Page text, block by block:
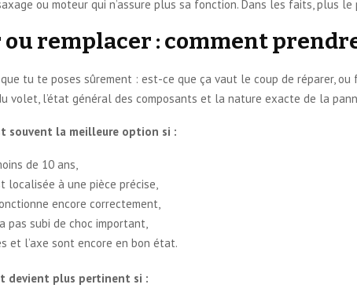
ou moteur qui n’assure plus sa fonction. Dans les faits, plus
ou remplacer : comment
que tu te poses sûrement : est-ce que ça vaut le coup de réparer,
volet, l’état général des composants et la nature exacte de la
souvent la meilleure option si :
de 10 ans,
localisée à une pièce précise,
encore correctement,
pas subi de choc important,
et l’axe sont encore en bon état.
devient plus pertinent si :